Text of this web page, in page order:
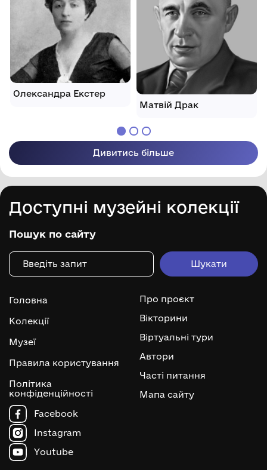
Олександра Екстер
Матвій Драк
Дивитись більше
Доступні музейні колекції
Пошук по сайту
Головна
Колекції
Музеї
Правила користування
Політика
конфіденційності
Про проєкт
Вікторини
Віртуальні тури
Автори
Часті питання
Мапа сайту
Facebook
Instagram
Youtube